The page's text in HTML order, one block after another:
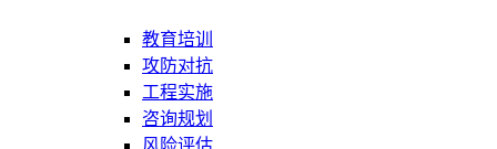
教育培训
攻防对抗
工程实施
咨询规划
风险评估